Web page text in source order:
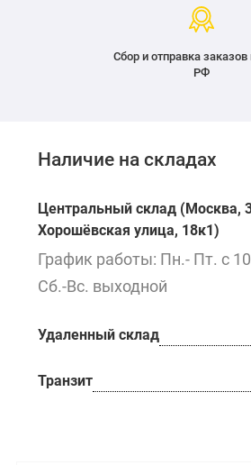
Сбор и отправка заказов
РФ
Наличие на складах
Центральный склад (Москва,
Хорошёвская улица, 18к1)
График работы: Пн.- Пт. с
Сб.-Вс. выходной
Удаленный склад
Транзит